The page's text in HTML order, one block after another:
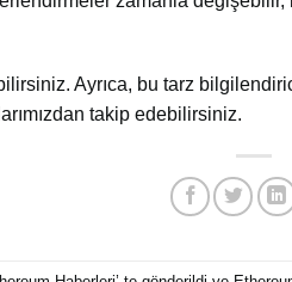
Ayrıca, bu tarz
takip edebilirsiniz.